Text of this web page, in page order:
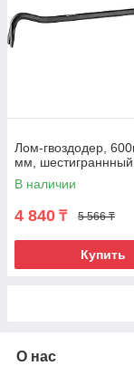
Лом-гвоздодер,
мм,
В наличии
4 840 ₸ 5 566 ₸
Купить
О нас